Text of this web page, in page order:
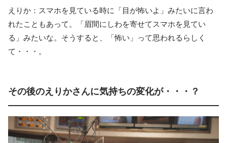
えりか：スマホを見ている時に「目が怖いよ」みたいに言わ
れたこともあって。「眉間にしわを寄せてスマホを見てい
る」みたいな。そうすると、「怖い」って思われるらしく
て・・・。
その後のえりかさんに気持ちの変化が・・・？